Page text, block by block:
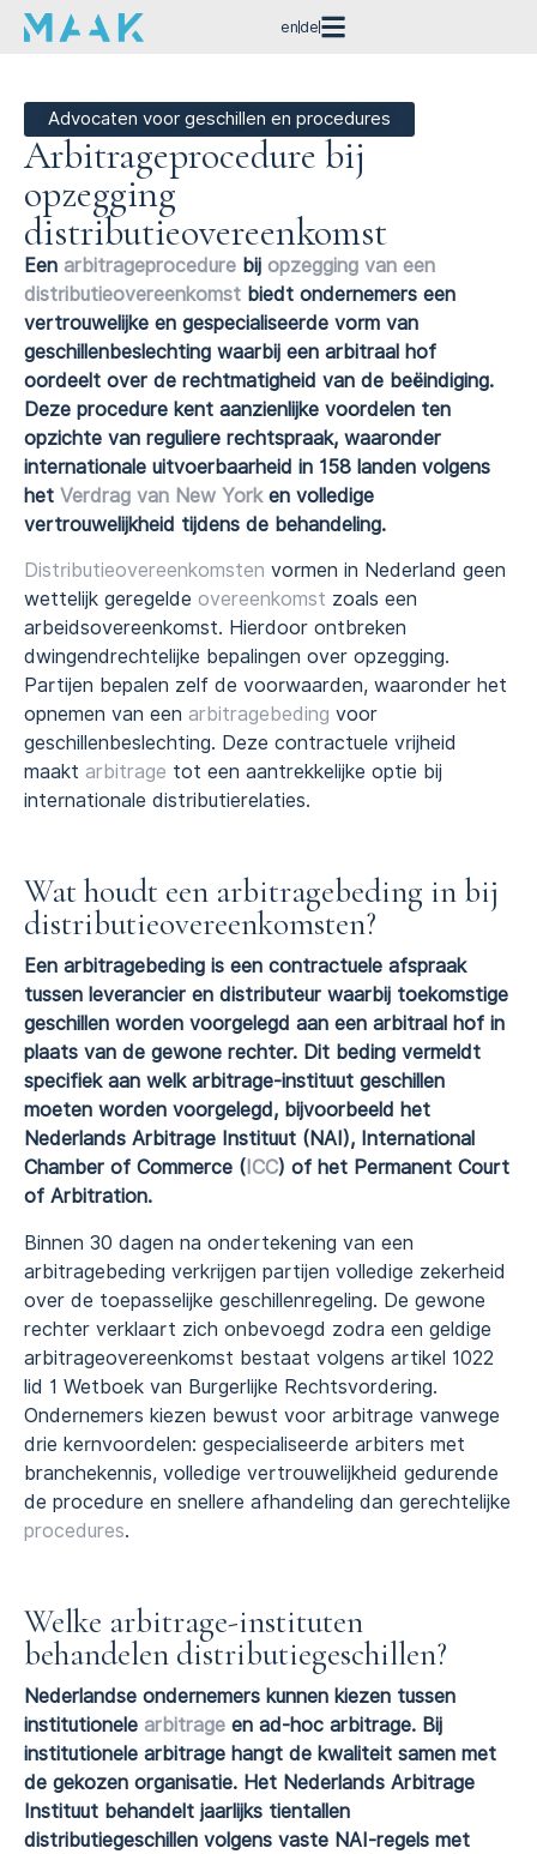
en de
Advocaten voor geschillen en procedures
Arbitrageprocedure bij
opzegging
distributieovereenkomst
Een arbitrageprocedure bij opzegging van een
distributieovereenkomst biedt ondernemers een
vertrouwelijke en gespecialiseerde vorm van
geschillenbeslechting waarbij een arbitraal hof
oordeelt over de rechtmatigheid van de beëindiging.
Deze procedure kent aanzienlijke voordelen ten
opzichte van reguliere rechtspraak, waaronder
internationale uitvoerbaarheid in 158 landen volgens
het Verdrag van New Yorken volledige
vertrouwelijkheid tijdens de behandeling.
Distributieovereenkomsten vormen in Nederland geen
wettelijk geregelde overeenkomst zoals een
arbeidsovereenkomst. Hierdoor ontbreken
dwingendrechtelijke bepalingen over opzegging.
Partijen bepalen zelf de voorwaarden, waaronder het
opnemen van een arbitragebeding voor
geschillenbeslechting. Deze contractuele vrijheid
maakt arbitrage tot een aantrekkelijke optie bij
internationale distributierelaties.
Wat houdt een arbitragebeding in bij
distributieovereenkomsten?
Een arbitragebeding is een contractuele afspraak
tussen leverancier en distributeur waarbij toekomstige
geschillen worden voorgelegd aan een arbitraal hof in
plaats van de gewone rechter. Dit beding vermeldt
specifiek aan welk arbitrage-instituut geschillen
moeten worden voorgelegd, bijvoorbeeld het
Nederlands Arbitrage Instituut (NAI), International
Chamber of Commerce ( ICC) of het Permanent Court
of Arbitration.
Binnen 30 dagen na ondertekening van een
arbitragebeding verkrijgen partijen volledige zekerheid
over de toepasselijke geschillenregeling. De gewone
rechter verklaart zich onbevoegd zodra een geldige
arbitrageovereenkomst bestaat volgens artikel 1022
lid 1 Wetboek van Burgerlijke Rechtsvordering.
Ondernemers kiezen bewust voor arbitrage vanwege
drie kernvoordelen: gespecialiseerde arbiters met
branchekennis, volledige vertrouwelijkheid gedurende
de procedure en snellere afhandeling dan gerechtelijke
procedures.
Welke arbitrage-instituten
behandelen distributiegeschillen?
Nederlandse ondernemers kunnen kiezen tussen
institutionele arbitrage en ad-hoc arbitrage. Bij
institutionele arbitrage hangt de kwaliteit samen met
de gekozen organisatie. Het Nederlands Arbitrage
Instituut behandelt jaarlijks tientallen
distributiegeschillen volgens vaste NAI-regels met